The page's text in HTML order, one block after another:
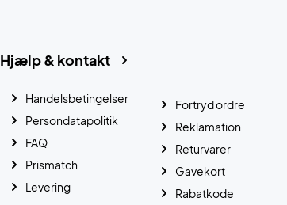
Hjælp & kontakt
Handelsbetingelser
Persondatapolitik
FAQ
Prismatch
Levering
Fortryd ordre
Reklamation
Returvarer
Gavekort
Rabatkode